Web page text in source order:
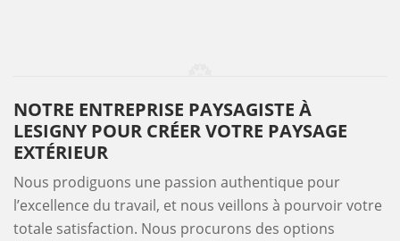
NOTRE ENTREPRISE PAYSAGISTE À
LESIGNY POUR CRÉER VOTRE PAYSAGE
EXTÉRIEUR
Nous prodiguons une passion authentique pour
l’excellence du travail, et nous veillons à pourvoir votre
totale satisfaction. Nous procurons des options